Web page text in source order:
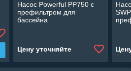
Насос Powerful PP750 c
префильтром для
бассейна
Цену уточняйте